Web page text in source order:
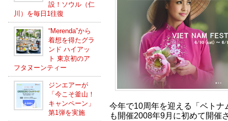
設！ソウル（仁
川）を毎日1往復
“Merenda”から
着想を得たグラ
ンド ハイアッ
ト 東京初のア
フタヌーンティー
ジンエアーが
「今こそ釜山！
キャンペーン」
第1弾を実施
今年で10周年を迎える「ベト
も開催2008年9月に初めて開催